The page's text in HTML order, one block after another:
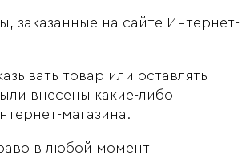
заказанные на сайте Интернет-
товар или оставлять
внесены какие-либо
магазина.
в любой момент